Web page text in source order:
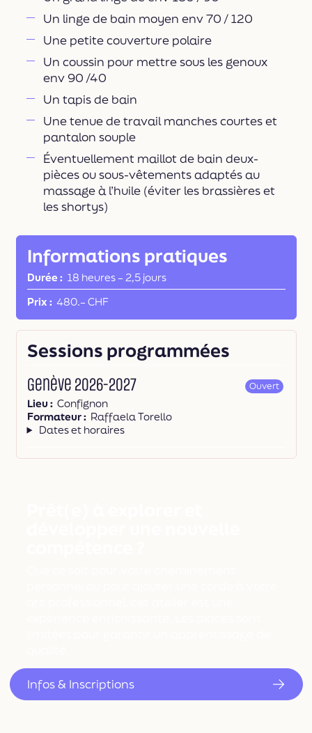
Un linge de bain moyen env 70 / 120
Une petite couverture polaire
Un coussin pour mettre sous les genoux
env 90 /40
Un tapis de bain
Une tenue de travail manches courtes et
pantalon souple
Éventuellement maillot de bain deux-
pièces ou sous-vêtements adaptés au
massage à l’huile (éviter les brassières et
les shortys)
Informations pratiques
Durée 18 heures– 2,5 jours
Prix
480.– CHF
Sessions programmées
Genève 2026-2027 Ouvert
Lieu
Confignon
Formateur
Raffaela Torello
Dates et horaires
Infos & Inscriptions